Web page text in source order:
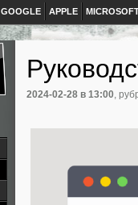
GOOGLE APPLE
2024-02-28 в 13:00,